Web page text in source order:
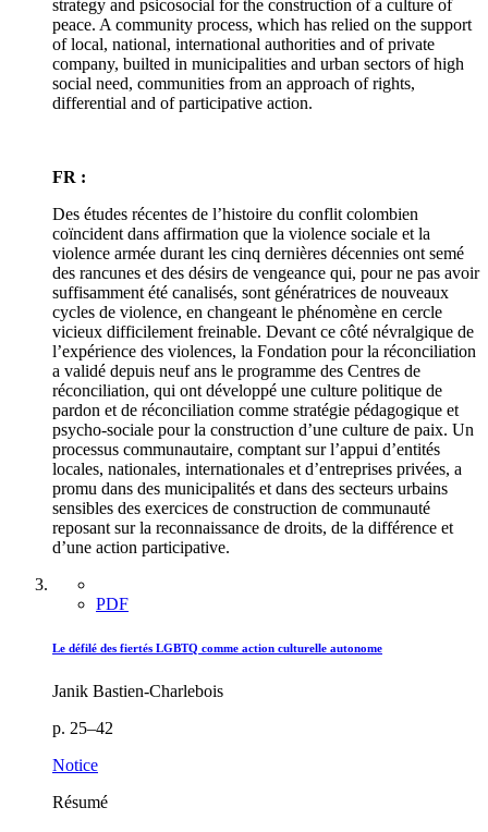
strategy and psicosocial for the construction of a culture of
peace. A community process, which has relied on the support
of local, national, international authorities and of private
company, builted in municipalities and urban sectors of high
social need, communities from an approach of rights,
differential and of participative action.
FR :
Des études récentes de l’histoire du conflit colombien
coïncident dans affirmation que la violence sociale et la
violence armée durant les cinq dernières décennies ont semé
des rancunes et des désirs de vengeance qui, pour ne pas avoir
suffisamment été canalisés, sont génératrices de nouveaux
cycles de violence, en changeant le phénomène en cercle
vicieux difficilement freinable. Devant ce côté névralgique de
l’expérience des violences, la Fondation pour la réconciliation
a validé depuis neuf ans le programme des Centres de
réconciliation, qui ont développé une culture politique de
pardon et de réconciliation comme stratégie pédagogique et
psycho-sociale pour la construction d’une culture de paix. Un
processus communautaire, comptant sur l’appui d’entités
locales, nationales, internationales et d’entreprises privées, a
promu dans des municipalités et dans des secteurs urbains
sensibles des exercices de construction de communauté
reposant sur la reconnaissance de droits, de la différence et
d’une action participative.
PDF
Le défilé des fiertés LGBTQ comme action culturelle autonome
Janik Bastien-Charlebois
p. 25–42
Notice
Résumé